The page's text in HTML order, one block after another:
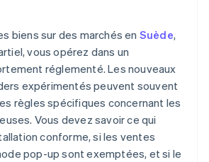
enregistreuse sur le site
biens sur des marchés en Suède,
vous opérez dans un
réglementé. Les nouveaux
expérimentés peuvent souvent
règles spécifiques concernant les
Vous devez savoir ce qui
conforme, si les ventes
pop-up sont exemptées, et si le